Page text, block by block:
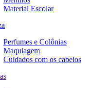
Material Escolar
Perfumes e Colônias
Maquiagem
Cuidados com os cabelos